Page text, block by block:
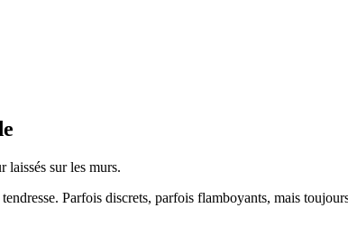
laissés sur les murs.
Parfois discrets, parfois flamboyants, mais